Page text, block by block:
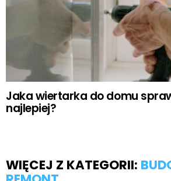
Jaka wiertarka do domu
najlepiej?
WIĘCEJ Z KATEGORII: